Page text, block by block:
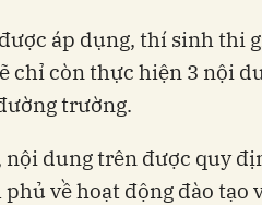
áp dụng, thí sinh thi
chỉ còn thực hiện 3 nội
trường.
nội dung trên được quy
về hoạt động đào tạo